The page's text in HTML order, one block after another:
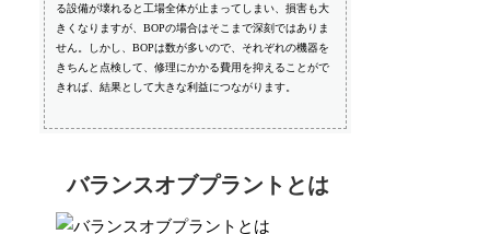
る設備が壊れると工場全体が止まってしまい、損害も大
きくなりますが、BOPの場合はそこまで深刻ではありま
せん。しかし、BOPは数が多いので、それぞれの機器を
きちんと点検して、修理にかかる費用を抑えることがで
きれば、結果として大きな利益につながります。
バランスオブプラントとは